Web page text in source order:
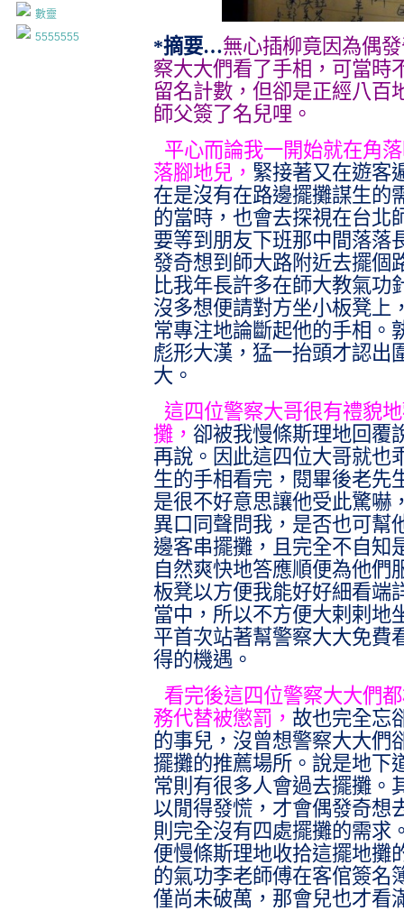
數靈
5555555
*摘要…無心插柳竟因為偶
察大大們看了手相，可當時
留名計數，但卻是正經八百
師父簽了名兒哩。
平心而論我一開始就在角
落腳地兒， 緊接著又在遊客
在是沒有在路邊擺攤謀生的
的當時，也會去探視在台北
要等到朋友下班那中間落落
發奇想到師大路附近去擺個
比我年長許多在師大教氣功
沒多想便請對方坐小板凳上
常專注地論斷起他的手相。
彪形大漢，猛一抬頭才認出
大。
這四位警察大哥很有禮貌
攤， 卻被我慢條斯理地回覆
再說。因此這四位大哥就也
生的手相看完，閱畢後老先
是很不好意思讓他受此驚嚇
異口同聲問我，是否也可幫
邊客串擺攤，且完全不自知
自然爽快地答應順便為他們
板凳以方便我能好好細看端
當中，所以不方便大剌剌地
平首次站著幫警察大大免費
得的機遇。
看完後這四位警察大大們
務代替被懲罰， 故也完全忘
的事兒，沒曾想警察大大們
擺攤的推薦場所。說是地下
常則有很多人會過去擺攤。
以閒得發慌，才會偶發奇想
則完全沒有四處擺攤的需求
便慢條斯理地收拾這擺地攤
的氣功李老師傅在客倌簽名
僅尚未破萬，那會兒也才看